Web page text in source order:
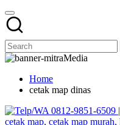
Home
cetak map dinas